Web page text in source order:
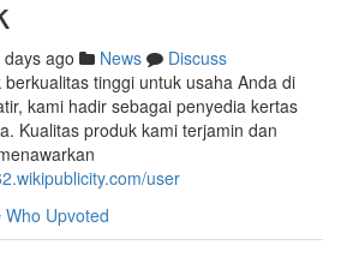
ago News
Discuss
tinggi untuk usaha Anda di
kami hadir sebagai penyedia kertas
Kualitas produk kami terjamin dan
user
Who Upvoted